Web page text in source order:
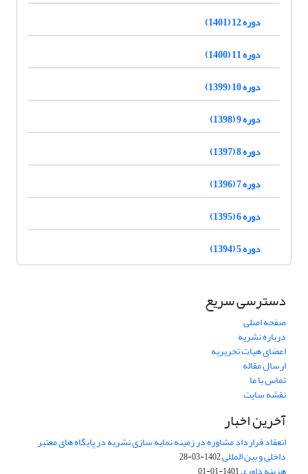
دوره 12 (1401)
دوره 11 (1400)
دوره 10 (1399)
دوره 9 (1398)
دوره 8 (1397)
دوره 7 (1396)
دوره 6 (1395)
دوره 5 (1394)
دسترسی سریع
صفحه اصلی
درباره نشریه
اعضای هیات تحریریه
ارسال مقاله
تماس با ما
نقشه سایت
آخرین اخبار
انعقاد قرارداد مشاوره در زمینه نمایه سازی نشریه در پایگاه های معتبر
داخلی و بین المللی1402-03-28